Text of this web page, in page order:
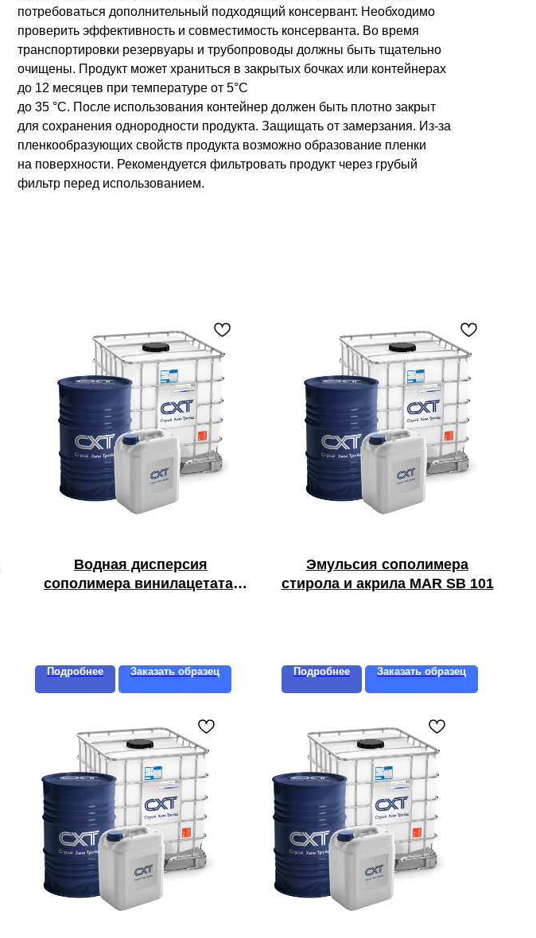
потребоваться дополнительный подходящий консервант. Необходимо
проверить эффективность и совместимость консерванта. Во время
транспортировки резервуары и трубопроводы должны быть тщательно
очищены. Продукт может храниться в закрытых бочках или контейнерах
до 12 месяцев при температуре от 5°C
до 35 °C. После использования контейнер должен быть плотно закрыт
для сохранения однородности продукта. Защищать от замерзания. Из-за
пленкообразующих свойств продукта возможно образование пленки
на поверхности. Рекомендуется фильтровать продукт через грубый
фильтр перед использованием.
Водная дисперсия
сополимера винилацетата-
Подробнее Заказать образец
Эмульсия сополимера
стирола и акрила MAR SB 101
Подробнее Заказать образец